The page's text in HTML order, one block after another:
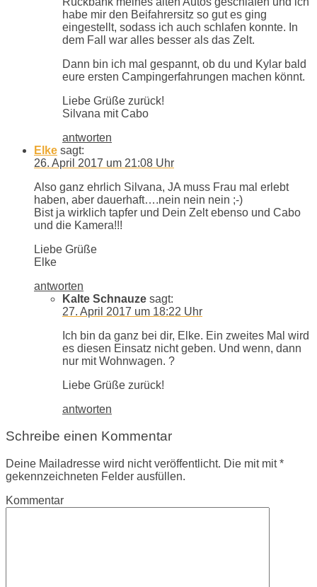
habe mir den Beifahrersitz so gut es ging
eingestellt, sodass ich auch schlafen konnte. In
dem Fall war alles besser als das Zelt.
Dann bin ich mal gespannt, ob du und Kylar bald
eure ersten Campingerfahrungen machen könnt.
Liebe Grüße zurück!
Silvana mit Cabo
antworten
Elke sagt:
26. April 2017 um 21:08 Uhr
Also ganz ehrlich Silvana, JA muss Frau mal erlebt
haben, aber dauerhaft….nein nein nein ;-)
Bist ja wirklich tapfer und Dein Zelt ebenso und Cabo
und die Kamera!!!
Liebe Grüße
Elke
antworten
Kalte Schnauze sagt:
27. April 2017 um 18:22 Uhr
Ich bin da ganz bei dir, Elke. Ein zweites Mal wird
es diesen Einsatz nicht geben. Und wenn, dann
nur mit Wohnwagen. ?
Liebe Grüße zurück!
antworten
Schreibe einen Kommentar
Deine Mailadresse wird nicht veröffentlicht. Die mit mit *
gekennzeichneten Felder ausfüllen.
Kommentar